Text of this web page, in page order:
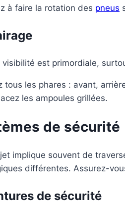
à faire la rotation des pneus
visibilité est primordiale,
tous les phares : avant,
les ampoules grillées.
de sécurité
implique souvent de
différentes. Assurez-
de sécurité